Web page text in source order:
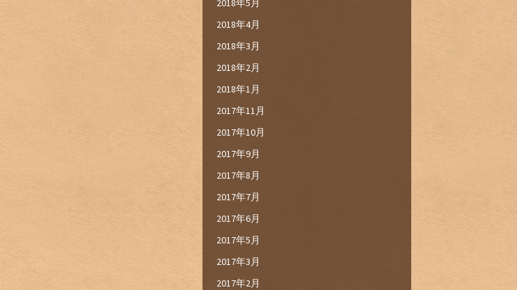
2018年5月
2018年4月
2018年3月
2018年2月
2018年1月
2017年11月
2017年10月
2017年9月
2017年8月
2017年7月
2017年6月
2017年5月
2017年3月
2017年2月